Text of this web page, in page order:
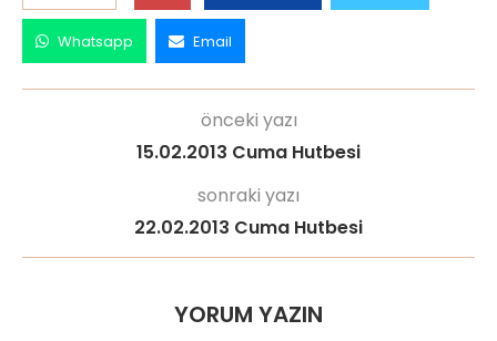
Whatsapp Email
önceki yazı
15.02.2013 Cuma Hutbesi
sonraki yazı
22.02.2013 Cuma Hutbesi
YORUM YAZIN